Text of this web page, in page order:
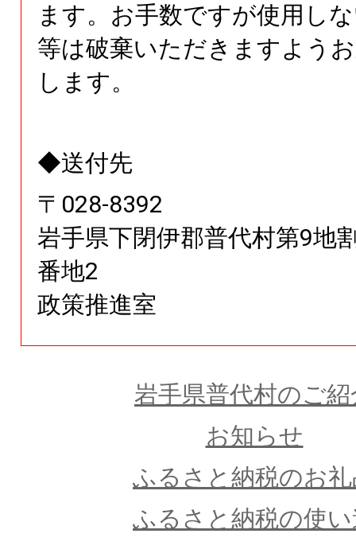
ます。お手数ですが使用し
等は破棄いただきますよう
します。
◆送付先
〒 028-8392
岩手県下閉伊郡普代村第9地
番地2
政策推進室
岩手県普代村のご紹
お知らせ
ふるさと納税のお
ふるさと納税の使